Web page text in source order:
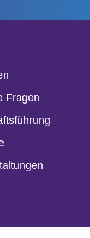
Fragen